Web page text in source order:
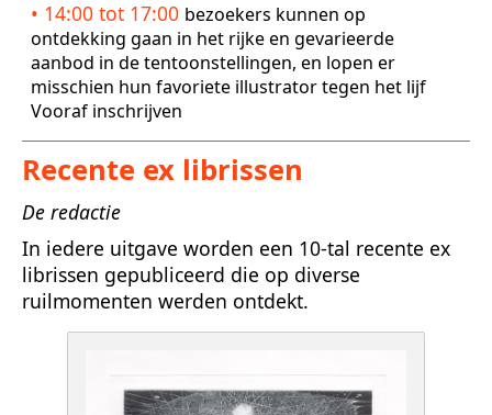
bezoekers kunnen op
ontdekking gaan in het rijke en gevarieerde
aanbod in de tentoonstellingen, en lopen er
misschien hun favoriete illustrator tegen het lijf
Vooraf inschrijven
Recente ex librissen
De redactie
In iedere uitgave worden een 10-tal recente ex
librissen gepubliceerd die op diverse
ruilmomenten werden ontdekt.